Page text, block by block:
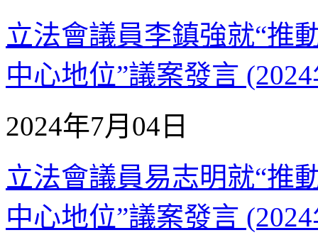
立法會議員李鎮強就“推
中心地位”議案發言
2024年7月04日
立法會議員易志明就“推
中心地位”議案發言